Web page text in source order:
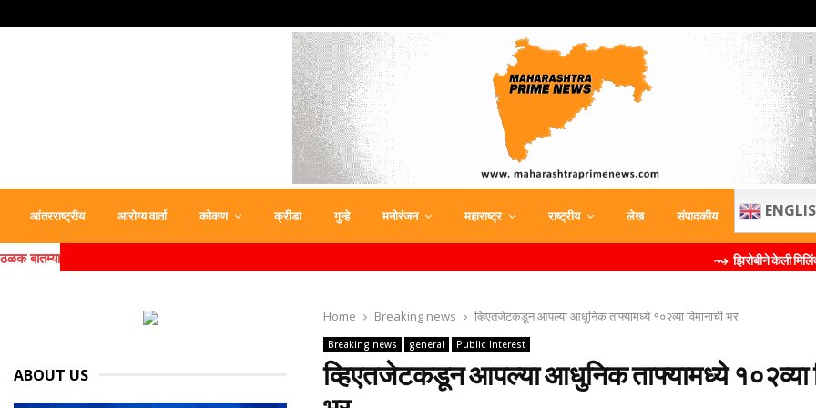
आंतरराष्ट्रीय आरोग्य वार्ता कोकण क्रीडा गुन्हे मनोरंजन महाराष्ट्र राष्ट्रीय लेख संपादकीय
ठळक बातम्या ⇝ झिरोबीने केली मिलिंद सोमण
Home Breaking news व्हिएतजेटकडून आपल्‍या आधुनिक ताफ्यामध्‍ये १०२व्‍या विमानाची भर
Breaking news general Public Interest
व्हिएतजेटकडून आपल्‍या आधुनिक ताफ्यामध्‍ये १०२व्‍या
ABOUT US